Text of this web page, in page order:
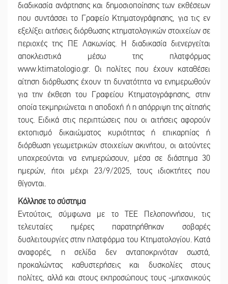
διαδικασία ανάρτησης και δημοσιοποίησης των εκθέσεων
που συντάσσει το Γραφείο Κτηματογράφησης, για τις εν
εξελίξει αιτήσεις διόρθωσης κτηματολογικών στοιχείων σε
περιοχές της ΠΕ Λακωνίας. Η διαδικασία διενεργείται
αποκλειστικά μέσω της πλατφόρμας
www.ktimatologio.gr. Οι πολίτες που έχουν καταθέσει
αίτηση διόρθωσης έχουν τη δυνατότητα να ενημερωθούν
για την έκθεση του Γραφείου Κτηματογράφησης, στην
οποία τεκμηριώνεται η αποδοχή ή η απόρριψη της αίτησής
τους. Ειδικά στις περιπτώσεις που οι αιτήσεις αφορούν
εκτοπισμό δικαιώματος κυριότητας ή επικαρπίας ή
διόρθωση γεωμετρικών στοιχείων ακινήτου, οι αιτούντες
υποχρεούνται να ενημερώσουν, μέσα σε διάστημα 30
ημερών, ήτοι μέχρι 23/9/2025, τους ιδιοκτήτες που
θίγονται.
Κόλλησε το σύστημα
Εντούτοις, σύμφωνα με το ΤΕΕ Πελοποννήσου, τις
τελευταίες ημέρες παρατηρήθηκαν σοβαρές
δυσλειτουργίες στην πλατφόρμα του Κτηματολογίου. Κατά
αναφορές, η σελίδα δεν ανταποκρινόταν σωστά,
προκαλώντας καθυστερήσεις και δυσκολίες στους
πολίτες, αλλά και στους εκπροσώπους τους -μηχανικούς